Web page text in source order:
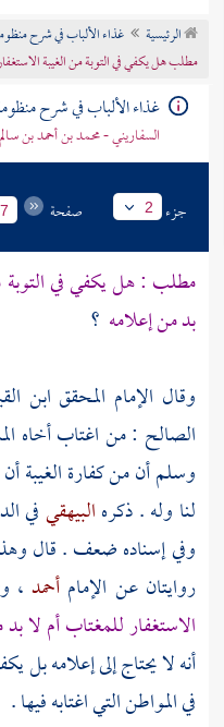
تراجم الأعلام
الرئيسية
غذاء الألباب في شرح
مطلب هل يكفي في التوبة من الغيبة
غذاء الألباب في شرح
السفاريني - محمد بن أحمد بن
جزء 2 صفحة
مطلب : هل يكفي في التوبة
بد من إعلامه ؟
وقال الإمام المحقق ابن
الصالح : من اغتاب أخاه
وسلم أن من كفارة الغيبة
لنا وله . ذكرهالبيهقيفي
وفي إسناده ضعف . قال وهذه
روايتان عن الإمام أحمد ،
الاستغفار للمغتاب أم لا
أنه لا يحتاج إلى إعلامه بل
في المواطن التي اغتابه فيها .